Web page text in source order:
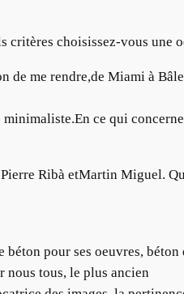
critères choisissez-vous une
de me rendre,de Miami à
ce qui
Pierre Ribà etMartin Miguel.
pour ses oeuvres,
nous tous, le plus ancien